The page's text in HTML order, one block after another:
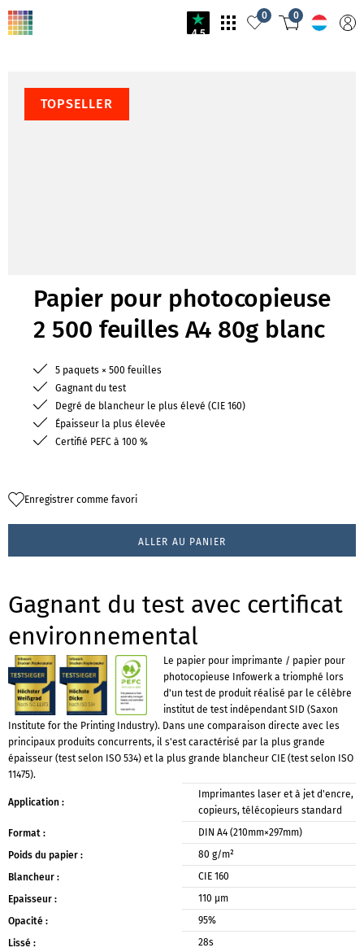
4.5
0 0
TOPSELLER
Papier pour photocopieuse
2 500 feuilles A4 80g blanc
5 paquets × 500 feuilles
Gagnant du test
Degré de blancheur le plus élevé (CIE 160)
Épaisseur la plus élevée
Certifié PEFC à 100 %
Enregistrer comme favori
ALLER AU PANIER
Gagnant du test avec certificat
environnemental
Le papier pour imprimante / papier pour
photocopieuse Infowerk a triomphé lors
d'un test de produit réalisé par le célèbre
institut de test indépendant SID (Saxon
Institute for the Printing Industry). Dans une comparaison directe avec les
principaux produits concurrents, il s'est caractérisé par la plus grande
épaisseur (test selon ISO 534) et la plus grande blancheur CIE (test selon ISO
11475).
Application :
Imprimantes laser et à jet d'encre,
copieurs, télécopieurs standard
Format :
DIN A4 (210mm×297mm)
Poids du papier :
80 g/m²
Blancheur :
CIE 160
Epaisseur :
110 μm
Opacité :
95%
Lissé :
28s